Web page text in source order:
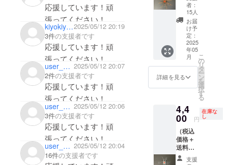
応援しています！頑
張ってください！
kiyokiyo94942025/05/12 20:19
3件の支援者です
応援しています！頑
張ってください！
user_dad5f9331644 2025/05/12 20:07
2件の支援者です
応援しています！頑
張ってください！
user_24c8da685194 2025/05/12 20:06
3件の支援者です
応援しています！頑
張ってください！
user_3af04ca53144 2025/05/12 20:04
16件の支援者です
ムコロ
ウッド
1.8 ＃０
１ グ
リパン
サイ
ズ：
１．８
ｃｍ
ウエイ
ト：約
４．３
ウッド
製
MADE
IN
JAPAN
者：
15人
お届
け予
定：
2025
年05
月
詳細を見る
こ
の
リ
タ
ー
ン
を
選
択
す
る
4,4
00 円
在庫な
し
（税込
価格＋
送料代
込み）
支援